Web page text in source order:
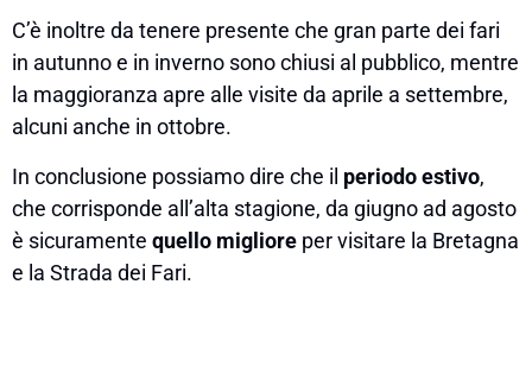
C’è inoltre da tenere presente che gran parte dei fari
in autunno e in inverno sono chiusi al pubblico, mentre
la maggioranza apre alle visite da aprile a settembre,
alcuni anche in ottobre.
In conclusione possiamo dire che il periodo estivo,
che corrisponde all’alta stagione, da giugno ad agosto
è sicuramente quello migliore per visitare la Bretagna
e la Strada dei Fari.